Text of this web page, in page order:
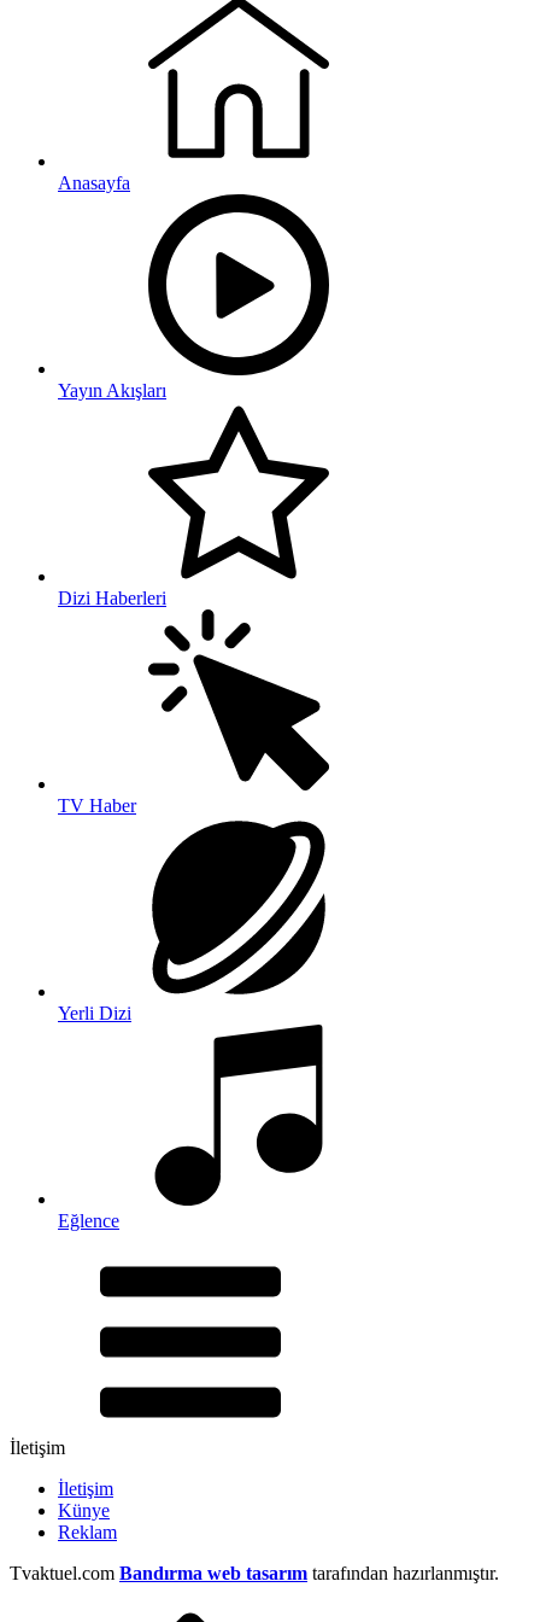
Anasayfa
Yayın Akışları
Dizi Haberleri
TV Haber
Yerli Dizi
Eğlence
İletişim
İletişim
Künye
Reklam
Tvaktuel.com Bandırma web tasarım tarafından hazırlanmıştır.